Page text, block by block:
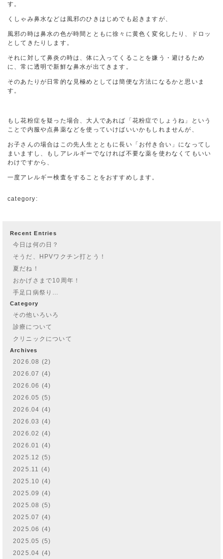
す。
くしゃみ鼻水などは風邪のひきはじめでも起きますが、
風邪の時は鼻水の色が時間とともに徐々に黄色く変化したり、ドロッ
としてきたりします。
それに対して鼻炎の時は、体に入ってくることを嫌う・避けるため
に、常に透明で新鮮な鼻水が出てきます。
そのあたりが日常的な見極めとしては簡便な方法になるかと思いま
す。
もし花粉症を疑った場合、大人であれば「花粉症でしょうね」という
ことで内服や点鼻薬などを使っていけばいいかもしれませんが、
お子さんの場合はこの先人生とともに長い「お付き合い」になってし
まいますし、もしアレルギーでなければ不要な薬を使わなくてもいい
わけですから、
一度アレルギー検査をすることをおすすめします。
category:
Recent Entries
今日は何の日？
そうだ、HPVワクチン打とう！
夏だね！
おかげさまで10周年！
手足口病祭り…
Category
その他いろいろ
診療について
クリニックについて
Archives
2026.08 (2)
2026.07 (4)
2026.06 (4)
2026.05 (5)
2026.04 (4)
2026.03 (4)
2026.02 (4)
2026.01 (4)
2025.12 (5)
2025.11 (4)
2025.10 (4)
2025.09 (4)
2025.08 (5)
2025.07 (4)
2025.06 (4)
2025.05 (5)
2025.04 (4)